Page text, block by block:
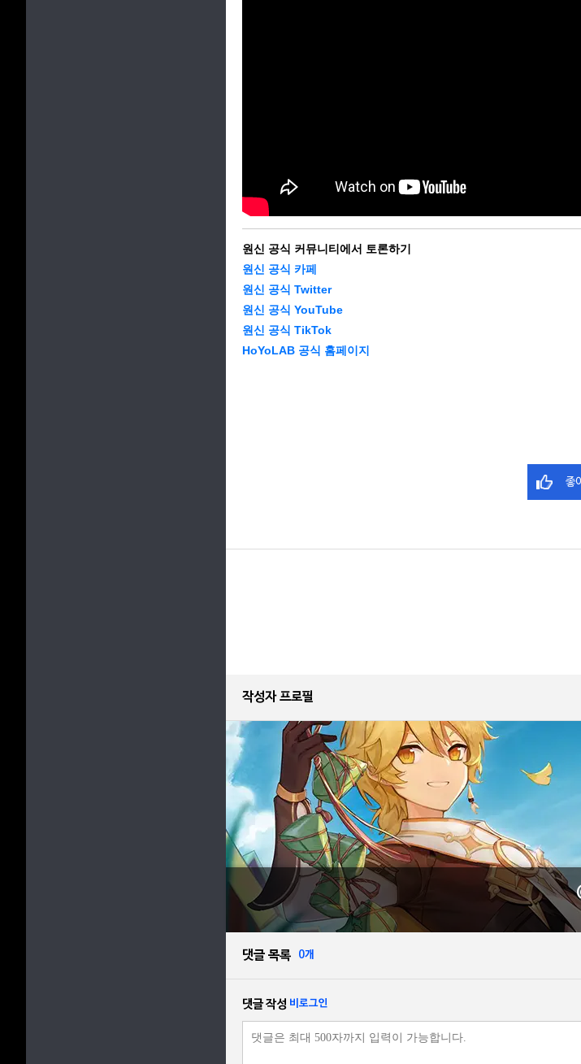
원신 공식 커뮤니티에서 토론하기
원신 공식 카페
원신 공식 Twitter
원신 공식 YouTube
원신 공식 TikTok
HoYoLAB 공식 홈페이지
좋
작성자 프로필
댓글 목록 0개
댓글 작성 비로그인